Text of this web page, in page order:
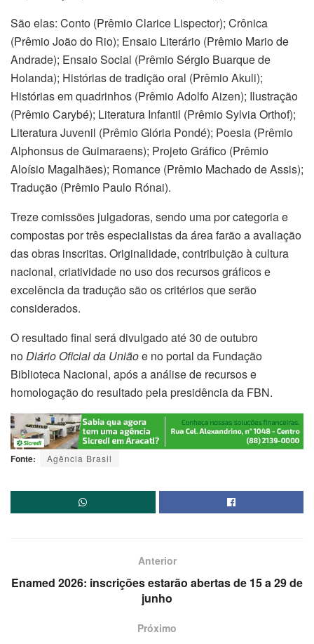
São elas: Conto (Prêmio Clarice Lispector); Crônica
(Prêmio João do Rio); Ensaio Literário (Prêmio Mario de
Andrade); Ensaio Social (Prêmio Sérgio Buarque de
Holanda); Histórias de tradição oral (Prêmio Akuli);
Histórias em quadrinhos (Prêmio Adolfo Aizen); Ilustração
(Prêmio Carybé); Literatura Infantil (Prêmio Sylvia Orthof);
Literatura Juvenil (Prêmio Glória Pondé); Poesia (Prêmio
Alphonsus de Guimaraens); Projeto Gráfico (Prêmio
Aloísio Magalhães); Romance (Prêmio Machado de Assis);
Tradução (Prêmio Paulo Rónai).
Treze comissões julgadoras, sendo uma por categoria e
compostas por três especialistas da área farão a avaliação
das obras inscritas. Originalidade, contribuição à cultura
nacional, criatividade no uso dos recursos gráficos e
excelência da tradução são os critérios que serão
considerados.
O resultado final será divulgado até 30 de outubro
noDiário Oficial da Uniãoe no portal da Fundação
Biblioteca Nacional, após a análise de recursos e
homologação do resultado pela presidência da FBN.
Fonte: Agência Brasil
Anterior
Enamed 2026: inscrições estarão abertas de 15 a 29 de
junho
Próximo